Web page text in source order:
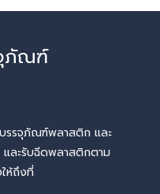
ภัณฑ์
บรรจุภัณฑ์พลาสติก และ
ละรับฉีดพลาสติกตาม
ห้ถึงที่